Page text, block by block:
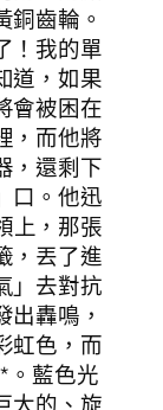
銅齒輪。
！我的單
道，如果
會被困在
，而他將
，還剩下
口。他迅
上，那張
，丟了進
」去對抗
轟鳴，
虹色，而
。藍色光